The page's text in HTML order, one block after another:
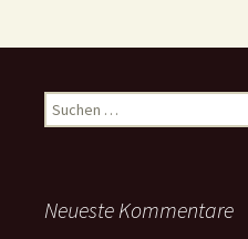
Suchen
nach:
Neueste Kommentare